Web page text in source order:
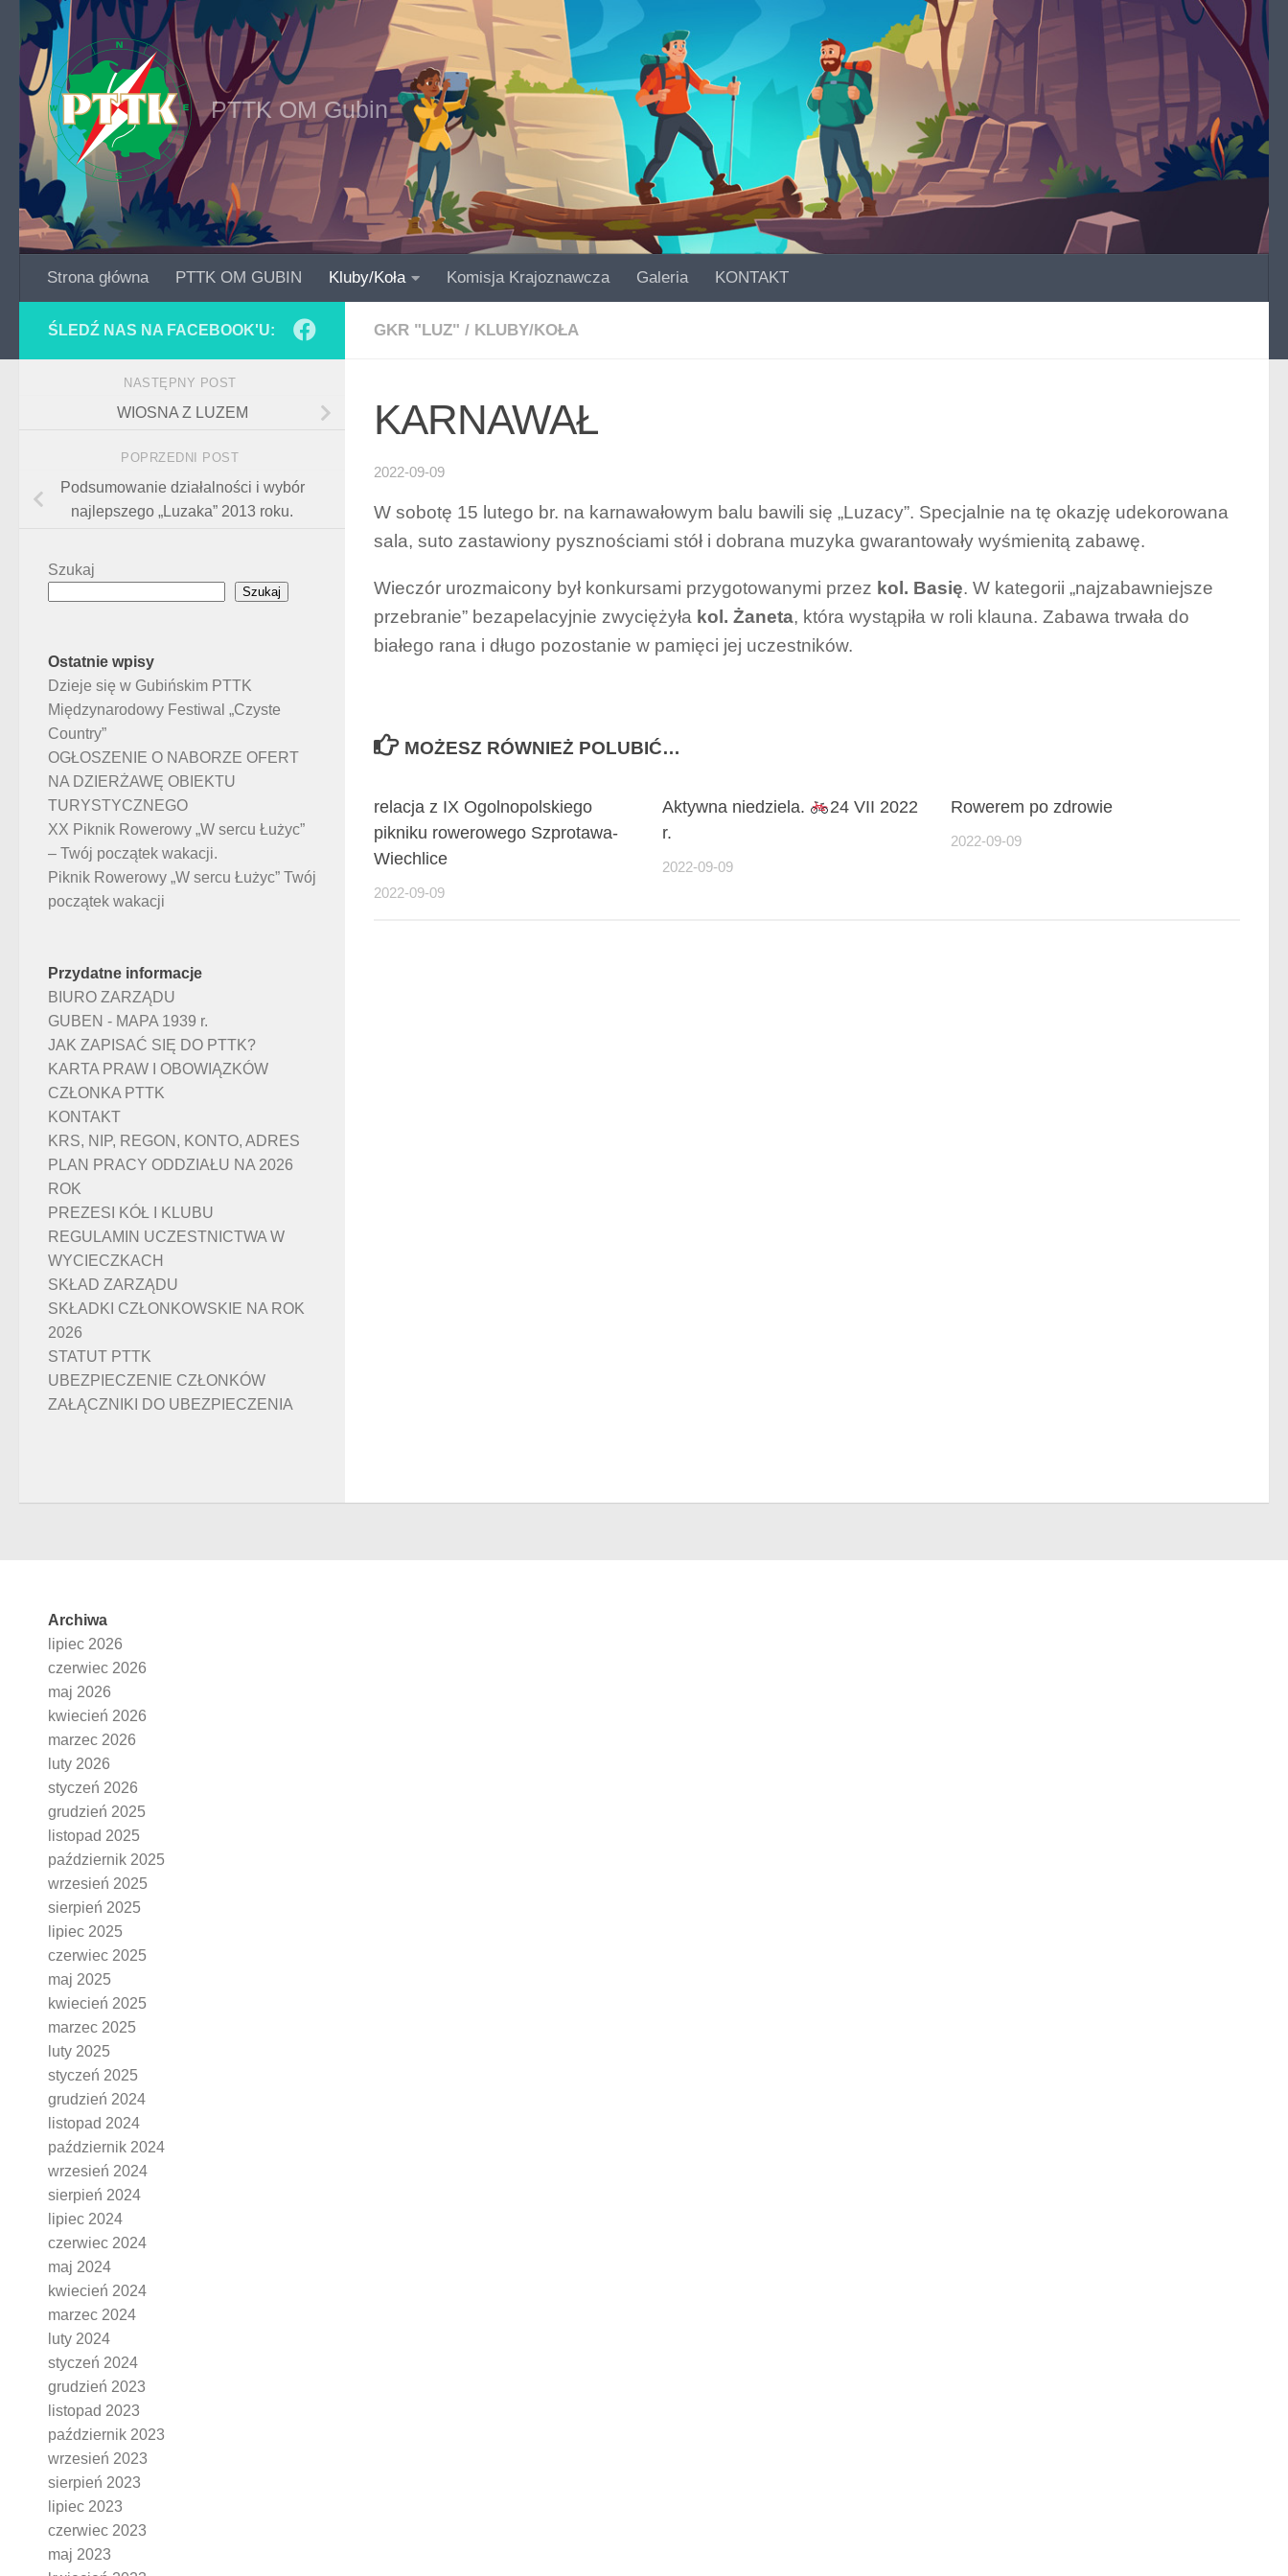
Skip to content
PTTK OM Gubin
Strona główna PTTK OM GUBIN Kluby/Koła Komisja Krajoznawcza Galeria KONTAKT
GKR "LUZ" / KLUBY/KOŁA
KARNAWAŁ
2022-09-09
W sobotę 15 lutego br. na karnawałowym balu bawili się „Luzacy”. Specjalnie na tę okazję udekorowana
sala, suto zastawiony pysznościami stół i dobrana muzyka gwarantowały wyśmienitą zabawę.
Wieczór urozmaicony był konkursami przygotowanymi przez kol. Basię. W kategorii „najzabawniejsze
przebranie” bezapelacyjnie zwyciężyła kol. Żaneta, która wystąpiła w roli klauna. Zabawa trwała do
białego rana i długo pozostanie w pamięci jej uczestników.
MOŻESZ RÓWNIEŻ POLUBIĆ…
relacja z IX Ogolnopolskiego
pikniku rowerowego Szprotawa-
Wiechlice
2022-09-09
Aktywna niedziela.
24 VII 2022
r.
2022-09-09
Rowerem po zdrowie
2022-09-09
ŚLEDŹ NAS NA FACEBOOK'U:
NASTĘPNY POST
WIOSNA Z LUZEM
POPRZEDNI POST
Podsumowanie działalności i wybór
najlepszego „Luzaka” 2013 roku.
Szukaj
Szukaj
Ostatnie wpisy
Dzieje się w Gubińskim PTTK
Międzynarodowy Festiwal „Czyste
Country”
OGŁOSZENIE O NABORZE OFERT
NA DZIERŻAWĘ OBIEKTU
TURYSTYCZNEGO
XX Piknik Rowerowy „W sercu Łużyc”
– Twój początek wakacji.
Piknik Rowerowy „W sercu Łużyc” Twój
początek wakacji
Przydatne informacje
BIURO ZARZĄDU
GUBEN - MAPA 1939 r.
JAK ZAPISAĆ SIĘ DO PTTK?
KARTA PRAW I OBOWIĄZKÓW
CZŁONKA PTTK
KONTAKT
KRS, NIP, REGON, KONTO, ADRES
PLAN PRACY ODDZIAŁU NA 2026
ROK
PREZESI KÓŁ I KLUBU
REGULAMIN UCZESTNICTWA W
WYCIECZKACH
SKŁAD ZARZĄDU
SKŁADKI CZŁONKOWSKIE NA ROK
2026
STATUT PTTK
UBEZPIECZENIE CZŁONKÓW
ZAŁĄCZNIKI DO UBEZPIECZENIA
Archiwa
lipiec 2026
czerwiec 2026
maj 2026
kwiecień 2026
marzec 2026
luty 2026
styczeń 2026
grudzień 2025
listopad 2025
październik 2025
wrzesień 2025
sierpień 2025
lipiec 2025
czerwiec 2025
maj 2025
kwiecień 2025
marzec 2025
luty 2025
styczeń 2025
grudzień 2024
listopad 2024
październik 2024
wrzesień 2024
sierpień 2024
lipiec 2024
czerwiec 2024
maj 2024
kwiecień 2024
marzec 2024
luty 2024
styczeń 2024
grudzień 2023
listopad 2023
październik 2023
wrzesień 2023
sierpień 2023
lipiec 2023
czerwiec 2023
maj 2023